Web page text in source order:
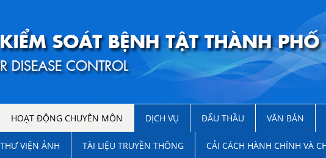
HOẠT ĐỘNG CHUYÊN MÔN DỊCH VỤ ĐẤU THẦU VĂN BẢN
THƯ VIỆN ẢNH TÀI LIỆU TRUYỀN THÔNG CẢI CÁCH HÀNH CHÍNH VÀ